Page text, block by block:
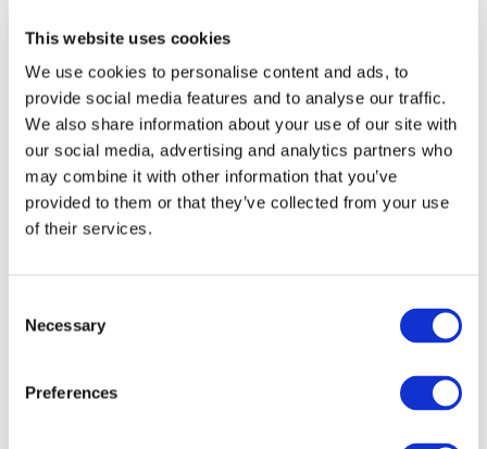
This website uses cookies
We use cookies to personalise content and ads, to
provide social media features and to analyse our traffic.
We also share information about your use of our site with
our social media, advertising and analytics partners who
may combine it with other information that you’ve
provided to them or that they’ve collected from your use
of their services.
Selection
Necessary
Preferences